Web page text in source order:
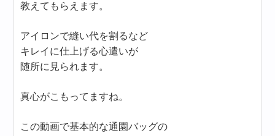
教えてもらえます。
アイロンで縫い代を割るなど
キレイに仕上げる心遣いが
随所に見られます。
真心がこもってますね。
この動画で基本的な通園バッグの